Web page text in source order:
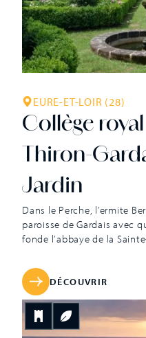
EURE-ET-LOIR (28)
Collège
Thiron-
Jardin
Dans le Perche, l’ermite
paroisse de Gardais avec
fonde l’abbaye de la
Protégée par le roi Louis
dirige près de 22 autres
DÉCOUVRIR